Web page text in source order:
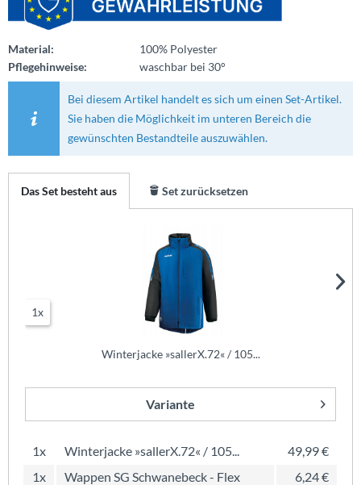
Material:
100% Polyester
Pflegehinweise:
waschbar bei 30°
Bei diesem Artikel handelt es sich um einen Set-Artikel.
Sie haben die Möglichkeit im unteren Bereich die
gewünschten Bestandteile auszuwählen.
Das Set besteht aus Set zurücksetzen
1x
Winterjacke »sallerX.72« / 105...
Variante
1x Winterjacke »sallerX.72« / 105...
49,99 €
1x
Wappen SG Schwanebeck - Flex
6,24 €